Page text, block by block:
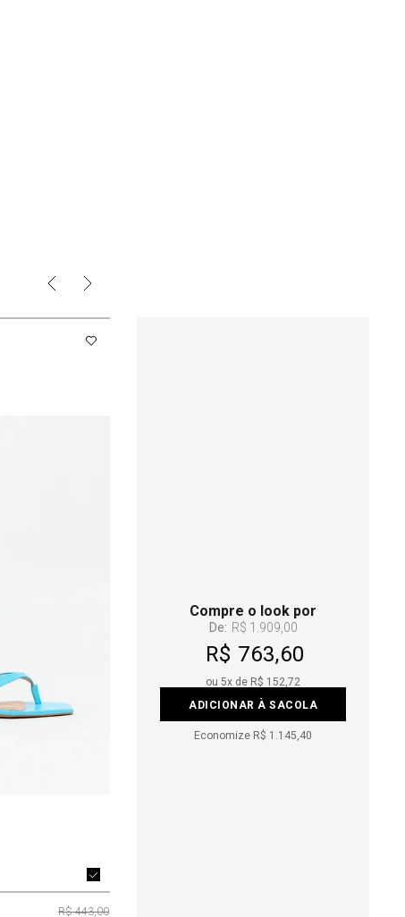
R$ 443,00
Compre o look por
De: R$ 1.909,00
R$ 763,60
ou5x de R$ 152,72
ADICIONAR À SACOLA
Economize R$ 1.145,40